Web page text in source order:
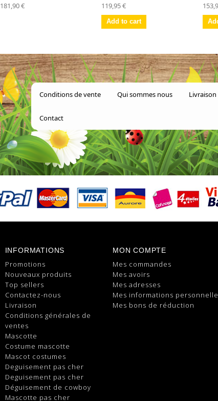
Conditions de vente Qui sommes nous Livraison
Contact
181,90 € 119,95 €
Add to cart
INFORMATIONS
Promotions
Nouveaux produits
Top sellers
Contactez-nous
Livraison
Conditions générales de
ventes
Mascotte
Costume mascotte
Mascot costumes
Deguisement pas cher
Deguisement pas cher
Déguisement de cowboy
Mascotte pas cher
MON COMPTE
Mes commandes
Mes avoirs
Mes adresses
Mes informations
Mes bons de réduction